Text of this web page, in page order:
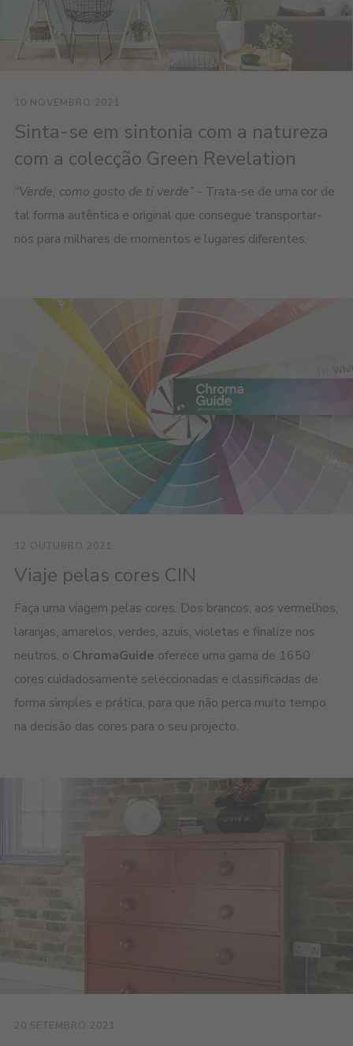
10 NOVEMBRO 2021
Sinta-se em sintonia com a natureza
com a colecção Green Revelation
“Verde, como gosto de ti verde” - Trata-se de uma cor de
tal forma autêntica e original que consegue transportar-
nos para milhares de momentos e lugares diferentes.
12 OUTUBRO 2021
Viaje pelas cores CIN
Faça uma viagem pelas cores. Dos brancos, aos vermelhos,
laranjas, amarelos, verdes, azuis, violetas e finalize nos
neutros, o ChromaGuide oferece uma gama de 1650
cores cuidadosamente seleccionadas e classificadas de
forma simples e prática, para que não perca muito tempo
na decisão das cores para o seu projecto.
20 SETEMBRO 2021